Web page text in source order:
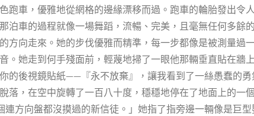
車，優雅地從網格的邊緣漂移而過。跑車的輪胎發出令
車的過程就像一場舞蹈，流暢、完美，且毫無任何多餘
向走來。她的步伐優雅而精準，每一步都像是被測量過
她走到何手殘面前，輕蔑地掃了一眼他那輛垂直貼在牆
的後視鏡貼紙——『永不放棄』，讓我看到了一絲愚蠢的
，在空中旋轉了一百八十度，穩穩地停在了地面上的一
方向盤都沒摸過的新信徒。」她指了指旁邊一輛像是巨型